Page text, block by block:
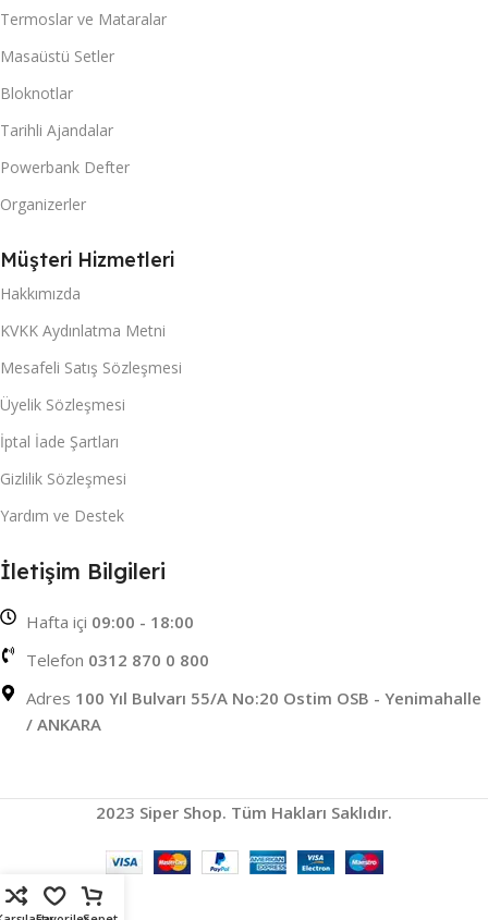
Termoslar ve Mataralar
Masaüstü Setler
Bloknotlar
Tarihli Ajandalar
Powerbank Defter
Organizerler
Müşteri Hizmetleri
Hakkımızda
KVKK Aydınlatma Metni
Mesafeli Satış Sözleşmesi
Üyelik Sözleşmesi
İptal İade Şartları
Gizlilik Sözleşmesi
Yardım ve Destek
İletişim Bilgileri
Hafta içi 09:00 - 18:00
Telefon 0312 870 0 800
Adres 100 Yıl Bulvarı 55/A No:20 Ostim OSB - Yenimahalle
/ ANKARA
2023 Siper Shop. Tüm Hakları Saklıdır.